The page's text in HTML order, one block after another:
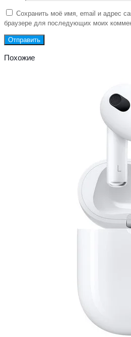
Сохранить моё имя, email и адрес
браузере для последующих моих
Похожие